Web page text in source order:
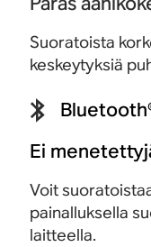
Suoratoista
keskeytyksiä
Ei
Voit
painalluksella
laitteella.